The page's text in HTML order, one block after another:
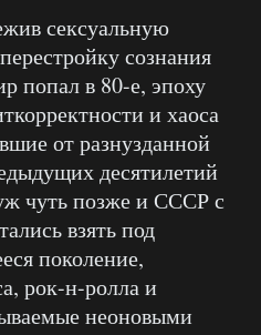
сексуальную
сознания
попал в 80-е, эпоху
и хаоса
от разнузданной
десятилетий
чуть позже и СССР с
взять под
поколение,
рок-н-ролла и
неоновыми